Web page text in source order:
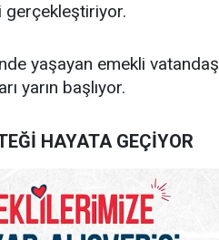
gerçekleştiriyor.
yaşayan emekli
yarın başlıyor.
HAYATA GEÇİYOR